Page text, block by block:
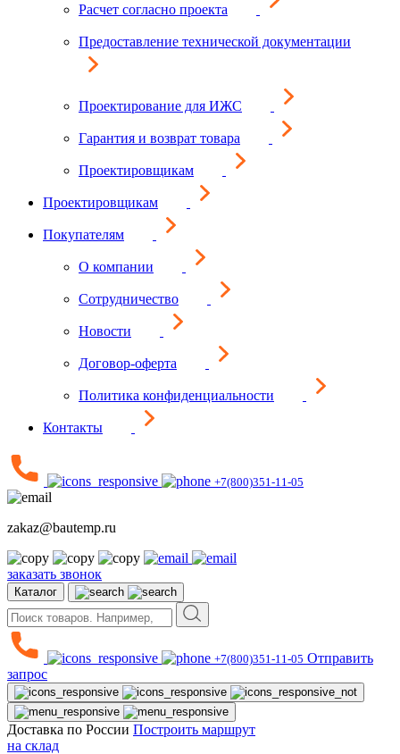
Расчет согласно проекта
Предоставление технической документации
Проектирование для ИЖС
Гарантия и возврат товара
Проектировщикам
Проектировщикам
Покупателям
О компании
Сотрудничество
Новости
Договор-оферта
Политика конфиденциальности
Контакты
+7(800)351-11-05
zakaz@bautemp.ru
заказать звонок
Каталог
+7(800)351-11-05 Отправить
запрос
Доставка по России Построить маршрут
на склад